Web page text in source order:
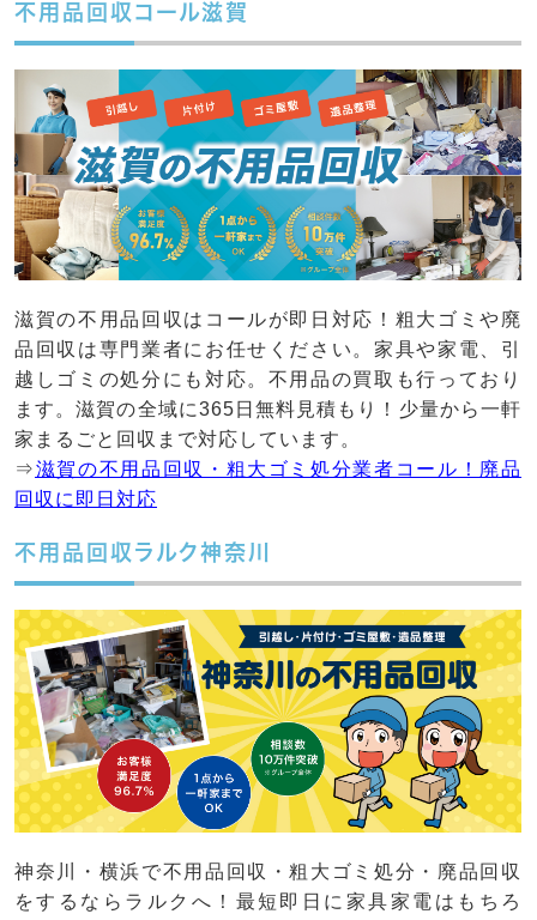
不用品回収コール滋賀
滋賀の不用品回収はコールが即日対応！粗大ゴミや廃
品回収は専門業者にお任せください。家具や家電、引
越しゴミの処分にも対応。不用品の買取も行っており
ます。滋賀の全域に365日無料見積もり！少量から一軒
家まるごと回収まで対応しています。
⇒滋賀の不用品回収・粗大ゴミ処分業者コール！廃品
回収に即日対応
不用品回収ラルク神奈川
神奈川・横浜で不用品回収・粗大ゴミ処分・廃品回収
をするならラルクへ！最短即日に家具家電はもちろ